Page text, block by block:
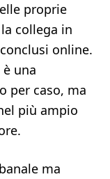
proprie
collega in
online.
una
per caso, ma
più ampio
ma